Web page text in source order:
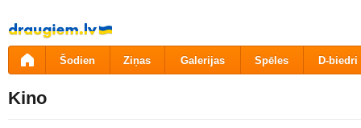
Pāriet
uz
saturu
Šodien Ziņas Galerijas Spēles D-biedri
Kino